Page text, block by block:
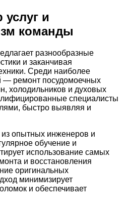
и
команды
разнообразные
и заканчивая
Среди наиболее
— ремонт посудомоечных
холодильников и духовых
специалисты
быстро выявляя и
из опытных инженеров и
обучение и
использование самых
и восстановления
оригинальных
минимизирует
и обеспечивает